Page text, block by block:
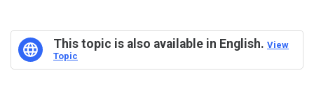
This topic is also available in English. View
Topic